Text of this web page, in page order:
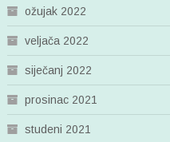
ožujak 2022
veljača 2022
siječanj 2022
prosinac 2021
studeni 2021